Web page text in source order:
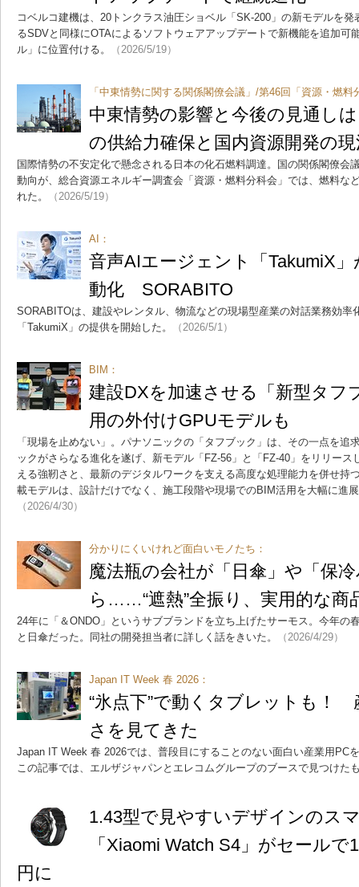
コベルコ建機は、20トンクラス油圧ショベル「SK-200」の新モデルを
るSDVと同様にOTAによるソフトウェアアップデートで新機能を追加可
ル」に位置付ける。
（2026/5/19）
「中東情勢に関する関係閣僚会議」/第46回「資源・燃料
中東情勢の影響と今後の見通し
の供給力確保と国内資源開発の
国際情勢の不安定化で懸念される日本の化石燃料調達。国の関係閣僚会
動向が、総合資源エネルギー調査会「資源・燃料分科会」では、燃料な
れた。
（2026/5/19）
AI：
音声AIエージェント「TakumiX
動化 SORABITO
SORABITOは、建設やレンタル、物流などの現場型産業の対話業務効率
「TakumiX」の提供を開始した。
（2026/5/1）
BIM：
建設DXを加速させる「新型タ
用の外付けGPUモデルも
「現場を止めない」。パナソニックの「タフブック」は、その一点を追
ックがさらなる進化を遂げ、新モデル「FZ-56」と「FZ-40」をリリース
える強靭さと、最新のデジタルワークを支える高度な処理能力を併せ持
載モデルは、設計だけでなく、施工段階や現場でのBIM活用を大幅に進
（2026/4/30）
分かりにくいけれど面白いモノたち：
魔法瓶の会社が「日傘」や「保
ら……“遮熱”全振り、実用的な商
24年に「＆ONDO」というサブブランドを立ち上げたサーモス。今年の
と日傘だった。同社の開発担当者に詳しく話をきいた。
（2026/4/29）
Japan IT Week 春 2026：
“氷点下”で動くタブレットも！
さを見てきた
Japan IT Week 春 2026では、普段目にすることのない面白い産業用PC
この記事では、エルザジャパンとエレコムグループのブースで見つけた
1.43型で見やすいデザインのス
「Xiaomi Watch S4」がセール
円に